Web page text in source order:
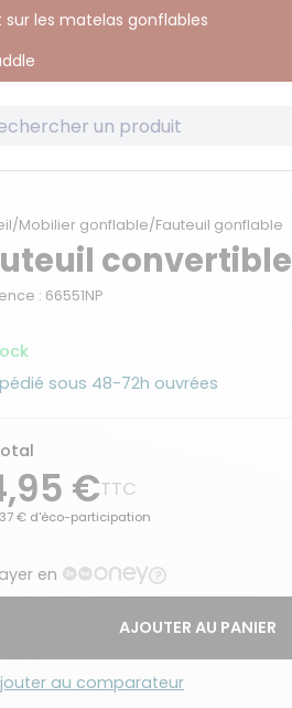
les matelas gonflables
/Mobilier gonflable/Fauteuil gonflable
convertible
: 66551NP
sous 48-72h ouvrées
€TTC
€ d'éco-participation
en
AJOUTER AU PANIER
au comparateur